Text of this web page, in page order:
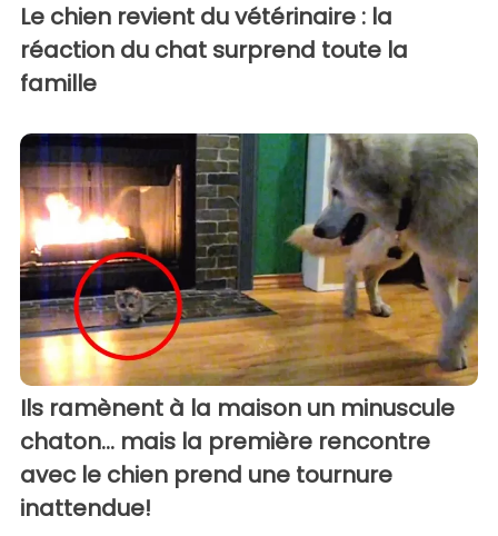
Le chien revient du vétérinaire : la
réaction du chat surprend toute la
famille
Ils ramènent à la maison un minuscule
chaton... mais la première rencontre
avec le chien prend une tournure
inattendue!